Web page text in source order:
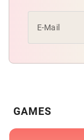
E-Mail
GAMES